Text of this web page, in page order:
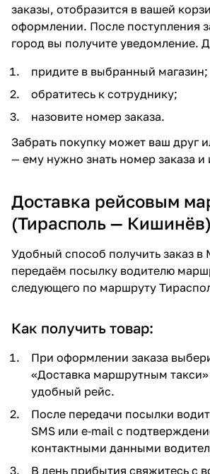
заказы, отобразится в вашей
оформлении. После поступления
город вы получите уведомление.
придите в выбранный магазин;
обратитесь к сотруднику;
назовите номер заказа.
Забрать покупку может ваш друг
— ему нужно знать номер заказа и
Доставка рейсовым
(Тирасполь — Кишинёв)
Удобный способ получить заказ
передаём посылку водителю
следующего по маршруту
Как получить товар:
При оформлении заказа
«Доставка маршрутным
удобный рейс.
После передачи посылки
SMS или e‑mail с
контактными данными
В день прибытия свяжитесь с